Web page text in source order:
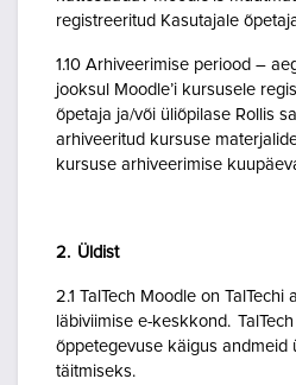
registreeritud Kasutajale
1.10 Arhiveerimise periood –
jooksul Moodle’i kursusele
õpetaja ja/või üliõpilase Rollis
arhiveeritud kursuse
kursuse arhiveerimise
2. Üldist
2.1 TalTech Moodle on
läbiviimise e-keskkond.
õppetegevuse käigus andmeid
täitmiseks.